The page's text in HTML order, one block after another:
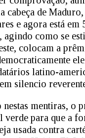
cabeça de
e agora está em
agindo como se
colocam a
latino-
silencio
mentiras, o
verde para que a
usada contra